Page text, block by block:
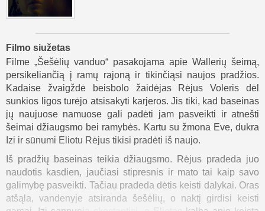
Filmo siužetas
Filme „Šešėlių vanduo“ pasakojama apie Wallerių šeimą,
persikeliančią į ramų rajoną ir tikinčiąsi naujos pradžios.
Kadaise žvaigždė beisbolo žaidėjas Rėjus Voleris dėl
sunkios ligos turėjo atsisakyti karjeros. Jis tiki, kad baseinas
jų naujuose namuose gali padėti jam pasveikti ir atnešti
šeimai džiaugsmo bei ramybės. Kartu su žmona Eve, dukra
Izi ir sūnumi Eliotu Rėjus tikisi pradėti iš naujo.
Iš pradžių baseinas teikia džiaugsmo. Rėjus pradeda juo
naudotis kasdien, jaučiasi stipresnis ir mato tai kaip savo
galimybę pasveikti. Tačiau pradeda dėtis keisti dalykai. Oras
atšąla, vandenyje atsiranda šešėlių, o naktį girdisi keisti